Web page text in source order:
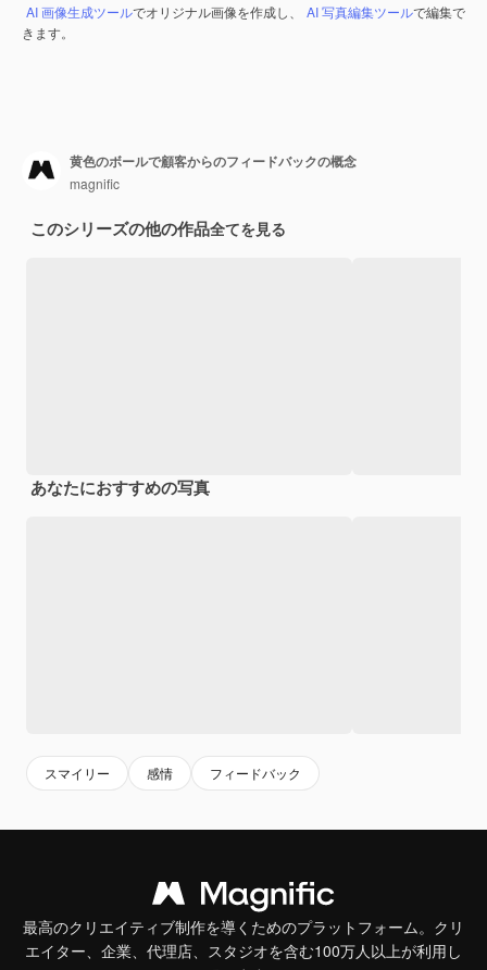
AI 画像生成ツールでオリジナル画像を作成し、 AI 写真編集ツールで編集で
きます。
黄色のボールで顧客からのフィードバックの概念
magnific
このシリーズの他の作品全てを見る
あなたにおすすめの写真
スマイリー 感情 フィードバック
最高のクリエイティブ制作を導くためのプラットフォーム。クリ
エイター、企業、代理店、スタジオを含む100万人以上が利用し